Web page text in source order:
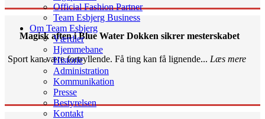
Official Fashion Partner
Team Esbjerg Business
Om Team Esbjerg
Værdier
Hjemmebane
Historie
Administration
Kommunikation
Presse
Bestyrelsen
Kontakt
Magisk aften i Blue Water Dokken sikrer mesterskabet
Sport kan være fortryllende. Få ting kan få lignende... Læs mere